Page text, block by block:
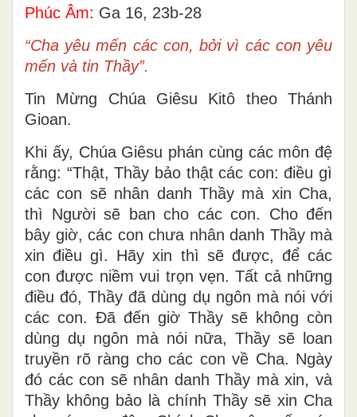
Phúc Âm: Ga 16, 23b-28
“Cha yêu mến các con, bởi vì các con yêu
mến và tin Thầy”.
Tin Mừng Chúa Giêsu Kitô theo Thánh
Gioan.
Khi ấy, Chúa Giêsu phán cùng các môn đệ
rằng: “Thật, Thầy bảo thật các con: điều gì
các con sẽ nhân danh Thầy mà xin Cha,
thì Người sẽ ban cho các con. Cho đến
bây giờ, các con chưa nhân danh Thầy mà
xin điều gì. Hãy xin thì sẽ được, để các
con được niềm vui trọn vẹn. Tất cả những
điều đó, Thầy đã dùng dụ ngôn mà nói với
các con. Ðã đến giờ Thầy sẽ không còn
dùng dụ ngôn mà nói nữa, Thầy sẽ loan
truyền rõ ràng cho các con về Cha. Ngày
đó các con sẽ nhân danh Thầy mà xin, và
Thầy không bảo là chính Thầy sẽ xin Cha